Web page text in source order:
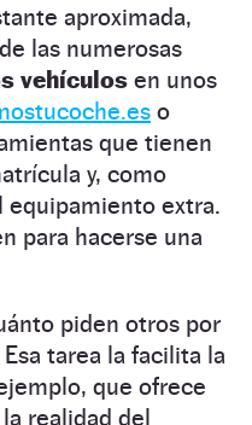
aproximada,
las numerosas
vehículos en unos
o
que tienen
y, como
extra.
para hacerse una
piden otros por
tarea la facilita la
que ofrece
realidad del